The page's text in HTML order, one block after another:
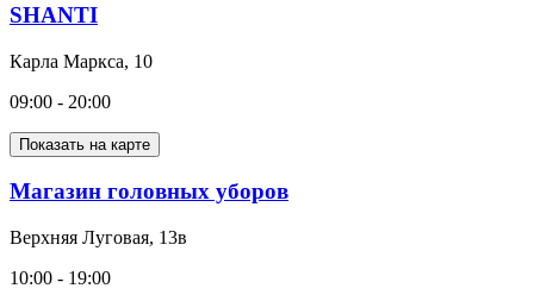
SHANTI
Карла Маркса, 10
09:00 - 20:00
Показать на карте
Магазин головных уборов
Верхняя Луговая, 13в
10:00 - 19:00